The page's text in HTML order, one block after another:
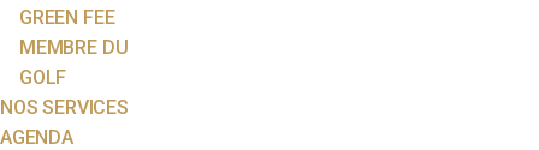
GREEN FEE
MEMBRE DU
GOLF
NOS SERVICES
AGENDA